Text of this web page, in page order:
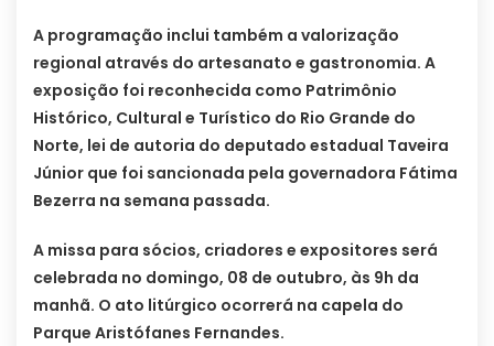
A programação inclui também a valorização
regional através do artesanato e gastronomia. A
exposição foi reconhecida como Patrimônio
Histórico, Cultural e Turístico do Rio Grande do
Norte, lei de autoria do deputado estadual Taveira
Júnior que foi sancionada pela governadora Fátima
Bezerra na semana passada.
A missa para sócios, criadores e expositores será
celebrada no domingo, 08 de outubro, às 9h da
manhã. O ato litúrgico ocorrerá na capela do
Parque Aristófanes Fernandes.